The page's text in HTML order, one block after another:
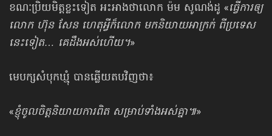
ខណៈប្រិយមិត្តខ្លះទៀត អះអាងថាលោក ម៉ម សូណង់ដូ «ធ្វើការឲ្យ
លោក ហ៊ុន សែន ហេតុអ្វីក៏លោក មកនិយាយអាក្រក់ ពីប្រទេស
នេះទៀត… គេដឹងអស់ហើយ។»
មេបក្សសំបុកឃ្មុំ បានឆ្លើយតបវិញថា៖
«ខ្ញុំចូលចិត្តនិយាយការពិត សម្រាប់ទាំងអស់គ្នា៕»